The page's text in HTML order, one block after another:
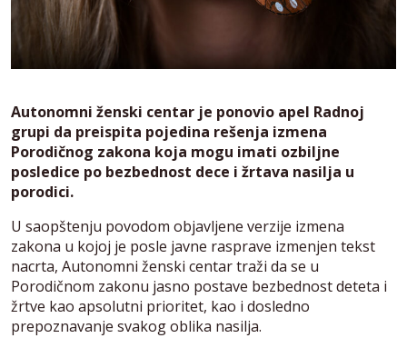
Autonomni ženski centar je ponovio apel Radnoj
grupi da preispita pojedina rešenja izmena
Porodičnog zakona koja mogu imati ozbiljne
posledice po bezbednost dece i žrtava nasilja u
porodici.
U saopštenju povodom objavljene verzije izmena
zakona u kojoj je posle javne rasprave izmenjen tekst
nacrta, Autonomni ženski centar traži da se u
Porodičnom zakonu jasno postave bezbednost deteta i
žrtve kao apsolutni prioritet, kao i dosledno
prepoznavanje svakog oblika nasilja.